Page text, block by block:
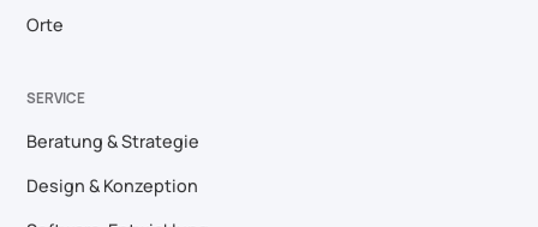
Orte
SERVICE
Beratung & Strategie
Design & Konzeption